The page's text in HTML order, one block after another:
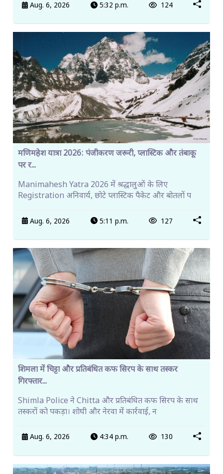
Aug. 6, 2026 5:32 p.m. 124
मणिमहेश यात्रा 2026: पंजीकरण जरूरी, प्लास्टिक और तंबाकू
पर र...
Manimahesh Yatra 2026 में श्रद्धालुओं के लिए
Registration अनिवार्य, छोटे प्लास्टिक पैकेट और बोतलों प
Aug. 6, 2026 5:11 p.m. 127
शिमला में चिट्टा और प्रतिबंधित कफ सिरप के साथ तस्कर
गिरफ्तार...
Shimla Police ने Chitta और प्रतिबंधित कफ सिरप के साथ
तस्करों को पकड़ा। शोघी और नेरवा में कार्रवाई, न
Aug. 6, 2026 4:34 p.m. 130